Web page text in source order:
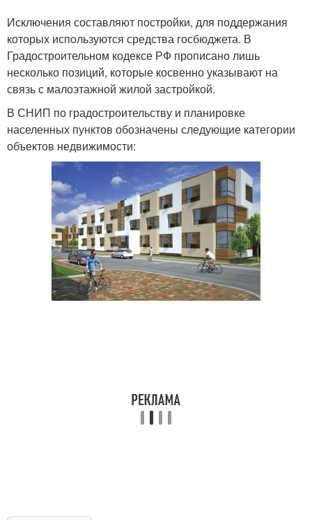
Исключения составляют постройки, для поддержания
которых используются средства госбюджета. В
Градостроительном кодексе РФ прописано лишь
несколько позиций, которые косвенно указывают на
связь с малоэтажной жилой застройкой.
В СНИП по градостроительству и планировке
населенных пунктов обозначены следующие категории
объектов недвижимости: